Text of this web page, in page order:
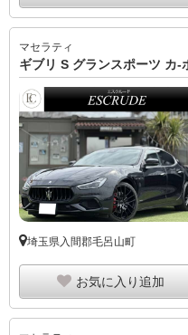
マセラティ
ギブリ S グランスポーツ カ-
埼玉県入間郡毛呂山町
お気に入り追加